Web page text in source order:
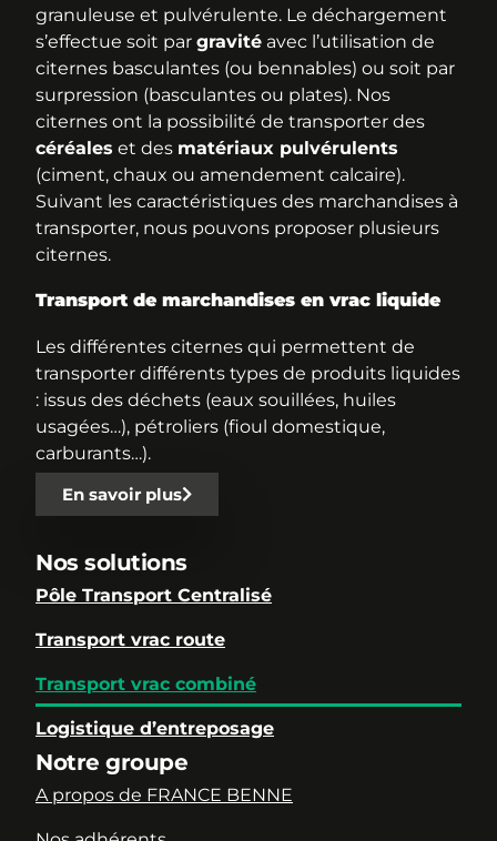
granuleuse et pulvérulente. Le déchargement
s’effectue soit par gravité avec l’utilisation de
citernes basculantes (ou bennables) ou soit par
surpression (basculantes ou plates). Nos
citernes ont la possibilité de transporter des
céréales et des matériaux pulvérulents
(ciment, chaux ou amendement calcaire).
Suivant les caractéristiques des marchandises à
transporter, nous pouvons proposer plusieurs
citernes.
Transport de marchandises en vrac liquide
Les différentes citernes qui permettent de
transporter différents types de produits liquides
: issus des déchets (eaux souillées, huiles
usagées…), pétroliers (fioul domestique,
carburants…).
En savoir plus
Nos solutions
Pôle Transport Centralisé
Transport vrac route
Transport vrac combiné
Logistique d’entreposage
Notre groupe
A propos de FRANCE BENNE